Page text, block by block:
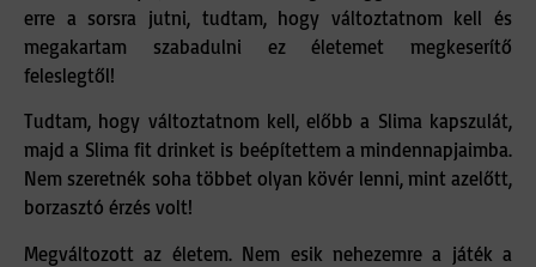
erre a sorsra jutni, tudtam, hogy változtatnom kell és
megakartam szabadulni ez életemet megkeserítő
feleslegtől!
Tudtam, hogy változtatnom kell, előbb a Slima kapszulát,
majd a Slima fit drinket is beépítettem a mindennapjaimba.
Nem szeretnék soha többet olyan kövér lenni, mint azelőtt,
borzasztó érzés volt!
Megváltozott az életem. Nem esik nehezemre a játék a